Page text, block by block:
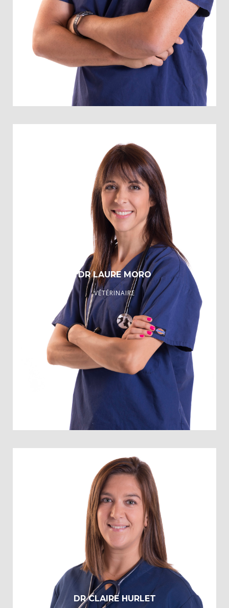
Personne Compétente en Radioprotection,
Ancien interne de l’ENVA, 2000
Ancien assistant de chirurgie de l’ENVA, 2001
DR LAURE MORO
VÉTÉRINAIRE
2003
Ancien interne de l’ENVA, 2004
Ancien assistant de chirurgie de l’ENVA, 2006
Formation à la Méthode Niromathé, 2017
DR CLAIRE HURLET